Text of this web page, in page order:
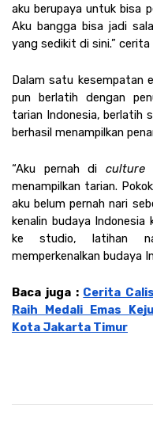
aku berupaya untuk bisa
Aku bangga bisa jadi
yang sedikit di sini.”
Dalam satu kesempatan
pun berlatih dengan
tarian Indonesia, berlatih
berhasil menampilkan
“Aku pernah di culture
menampilkan tarian.
aku belum pernah nari
kenalin budaya
ke studio, latihan
memperkenalkan budaya
Baca juga : Cerita
Raih Medali Emas
Kota Jakarta Timur